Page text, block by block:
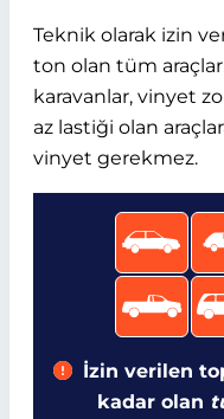
Teknik olarak izin
ton olan tüm
karavanlar, vinyet
az lastiği olan
vinyet gerekmez.
İzin verilen
kadar olan